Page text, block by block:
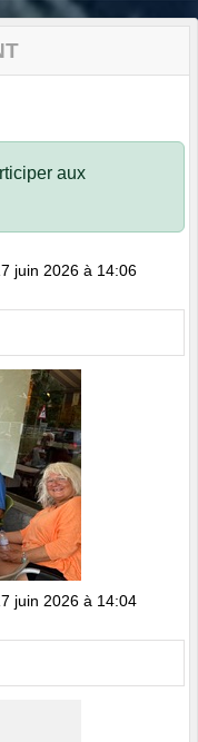
aux
juin 2026 à 14:06
juin 2026 à 14:04